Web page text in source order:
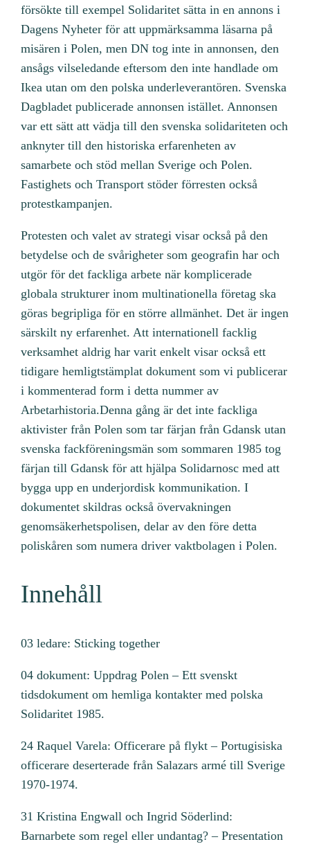
försökte till exempel Solidaritet sätta in en annons i
Dagens Nyheter för att uppmärksamma läsarna på
misären i Polen, men DN tog inte in annonsen, den
ansågs vilseledande eftersom den inte handlade om
Ikea utan om den polska underleverantören. Svenska
Dagbladet publicerade annonsen istället. Annonsen
var ett sätt att vädja till den svenska solidariteten och
anknyter till den historiska erfarenheten av
samarbete och stöd mellan Sverige och Polen.
Fastighets och Transport stöder förresten också
protestkampanjen.
Protesten och valet av strategi visar också på den
betydelse och de svårigheter som geografin har och
utgör för det fackliga arbete när komplicerade
globala strukturer inom multinationella företag ska
göras begripliga för en större allmänhet. Det är ingen
särskilt ny erfarenhet. Att internationell facklig
verksamhet aldrig har varit enkelt visar också ett
tidigare hemligtstämplat dokument som vi publicerar
i kommenterad form i detta nummer av
Arbetarhistoria.Denna gång är det inte fackliga
aktivister från Polen som tar färjan från Gdansk utan
svenska fackföreningsmän som sommaren 1985 tog
färjan till Gdansk för att hjälpa Solidarnosc med att
bygga upp en underjordisk kommunikation. I
dokumentet skildras också övervakningen
genomsäkerhetspolisen, delar av den före detta
poliskåren som numera driver vaktbolagen i Polen.
Innehåll
03 ledare: Sticking together
04 dokument: Uppdrag Polen – Ett svenskt
tidsdokument om hemliga kontakter med polska
Solidaritet 1985.
24 Raquel Varela: Officerare på flykt – Portugisiska
officerare deserterade från Salazars armé till Sverige
1970-1974.
31 Kristina Engwall och Ingrid Söderlind:
Barnarbete som regel eller undantag? – Presentation